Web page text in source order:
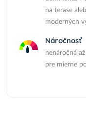
na terase
moderných
Náročnosť
nenáročná
pre mierne